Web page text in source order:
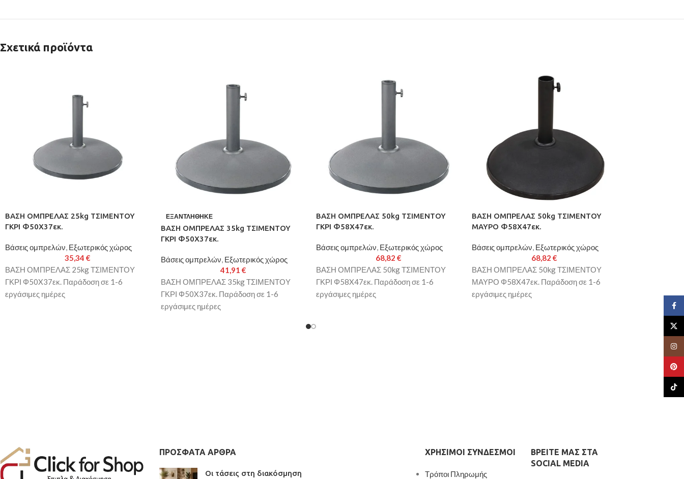
Σχετικά προϊόντα
ΒΑΣΗ ΟΜΠΡΕΛΑΣ 25kg ΤΣΙΜΕΝΤΟΥ
ΓΚΡΙ Φ50X37εκ.
Βάσεις ομπρελών Εξωτερικός χώρος
35,34€
ΒΑΣΗ ΟΜΠΡΕΛΑΣ 25kg ΤΣΙΜΕΝΤΟΥ
ΓΚΡΙ Φ50X37εκ. Παράδοση σε 1-6
εργάσιμες ημέρες
ΕΞΑΝΤΛΉΘΗΚΕ
ΒΑΣΗ ΟΜΠΡΕΛΑΣ 35kg ΤΣΙΜΕΝΤΟΥ
ΓΚΡΙ Φ50X37εκ.
Βάσεις ομπρελών Εξωτερικός χώρος
41,91 €
ΒΑΣΗ ΟΜΠΡΕΛΑΣ 35kg ΤΣΙΜΕΝΤΟΥ
ΓΚΡΙ Φ50X37εκ. Παράδοση σε 1-6
εργάσιμες ημέρες
ΒΑΣΗ ΟΜΠΡΕΛΑΣ 50kg ΤΣΙΜΕΝΤΟΥ
ΓΚΡΙ Φ58X47εκ.
Βάσεις ομπρελών Εξωτερικός χώρος
68,82€
ΒΑΣΗ ΟΜΠΡΕΛΑΣ 50kg ΤΣΙΜΕΝΤΟΥ
ΓΚΡΙ Φ58X47εκ. Παράδοση σε 1-6
εργάσιμες ημέρες
ΒΑΣΗ ΟΜΠΡΕΛΑΣ 50kg ΤΣΙΜΕΝΤΟΥ
ΜΑΥΡΟ Φ58X47εκ.
Βάσεις ομπρελών Εξωτερικός χώρος
68,82 €
ΒΑΣΗ ΟΜΠΡΕΛΑΣ 50kg ΤΣΙΜΕΝΤΟΥ
ΜΑΥΡΟ Φ58X47εκ. Παράδοση σε 1-6
εργάσιμες ημέρες
ΠΡΌΣΦΑΤΑ ΆΡΘΡΑ
Οι τάσεις στη διακόσμηση
ΧΡΉΣΙΜΟΙ ΣΎΝΔΕΣΜΟΙ
Τρόποι Πληρωμής
ΒΡΕΊΤΕ ΜΑΣ ΣΤΑ
SOCIAL MEDIA